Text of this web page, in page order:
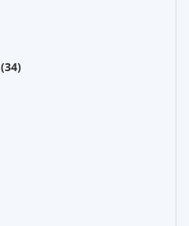
(34)